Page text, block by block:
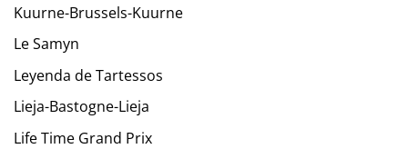
Kuurne-Brussels-Kuurne
Le Samyn
Leyenda de Tartessos
Lieja-Bastogne-Lieja
Life Time Grand Prix